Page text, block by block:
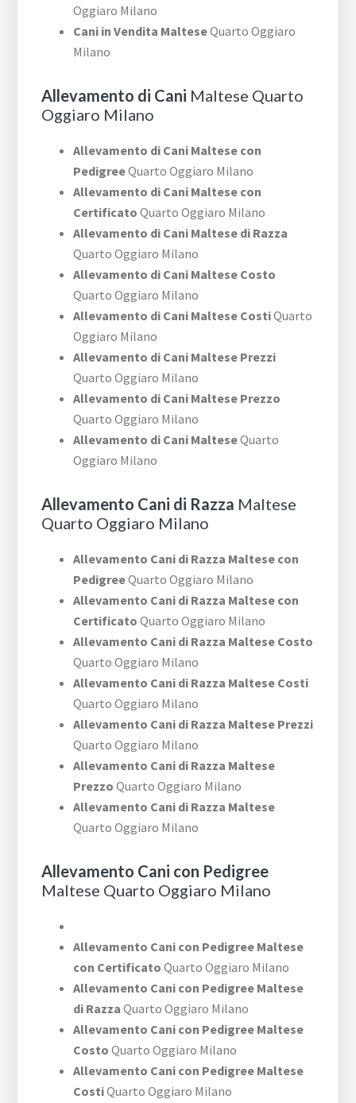
Oggiaro Milano
Cani in Vendita MalteseQuarto Oggiaro
Milano
Allevamento di Cani Maltese Quarto
Oggiaro Milano
Allevamento di Cani Maltese con
PedigreeQuarto Oggiaro Milano
Allevamento di Cani Maltese con
Certificato Quarto Oggiaro Milano
Allevamento di Cani Maltese di Razza
Quarto Oggiaro Milano
Allevamento di Cani Maltese Costo
Quarto Oggiaro Milano
Allevamento di Cani Maltese CostiQuarto
Oggiaro Milano
Allevamento di Cani Maltese Prezzi
Quarto Oggiaro Milano
Allevamento di Cani Maltese Prezzo
Quarto Oggiaro Milano
Allevamento di Cani MalteseQuarto
Oggiaro Milano
Allevamento Cani di Razza Maltese
Quarto Oggiaro Milano
Allevamento Cani di Razza Maltese con
PedigreeQuarto Oggiaro Milano
Allevamento Cani di Razza Maltese con
Certificato Quarto Oggiaro Milano
Allevamento Cani di Razza Maltese Costo
Quarto Oggiaro Milano
Allevamento Cani di Razza Maltese Costi
Quarto Oggiaro Milano
Allevamento Cani di Razza Maltese Prezzi
Quarto Oggiaro Milano
Allevamento Cani di Razza Maltese
Prezzo Quarto Oggiaro Milano
Allevamento Cani di Razza Maltese
Quarto Oggiaro Milano
Allevamento Cani con Pedigree
Maltese Quarto Oggiaro Milano
Allevamento Cani con Pedigree Maltese
con Certificato Quarto Oggiaro Milano
Allevamento Cani con Pedigree Maltese
di Razza Quarto Oggiaro Milano
Allevamento Cani con Pedigree Maltese
Costo Quarto Oggiaro Milano
Allevamento Cani con Pedigree Maltese
CostiQuarto Oggiaro Milano